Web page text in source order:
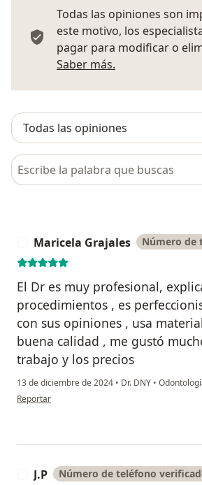
Todas las opiniones son
este motivo, los
pagar para modificar o
Saber más.
Busca en opiniones
Maricela Grajales Número de
El Dr es muy profesional,
procedimientos , es
con sus opiniones , usa
buena calidad , me gustó
trabajo y los precios
13 de diciembre de 2024 • Dr. DNY •
en opinión del usuario Maricela Grajales
Reportar
J.P Número de teléfono